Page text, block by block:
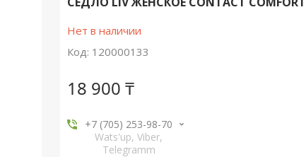
Нет в наличии
Код: 120000133
18 900 ₸
+7 (705) 253-98-70
Wats'up, Viber,
Telegramm